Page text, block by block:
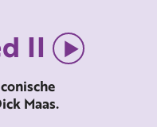
II
Maas.